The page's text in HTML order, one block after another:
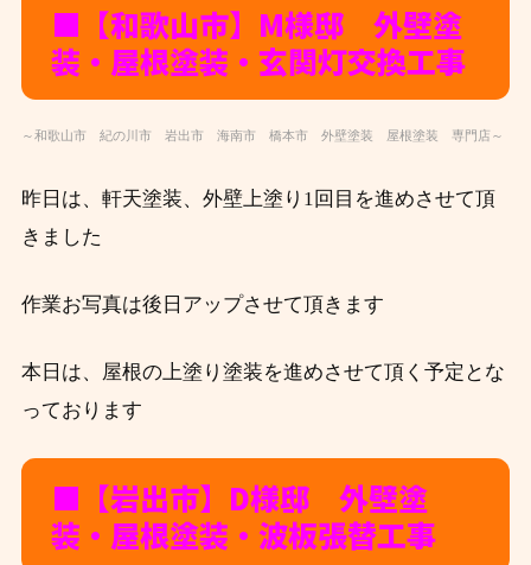
■【和歌山市】M様邸 外壁塗
装・屋根塗装・玄関灯交換工事
～和歌山市 紀の川市 岩出市 海南市 橋本市 外壁塗装 屋根塗装 専門店～
昨日は、軒天塗装、外壁上塗り1回目を進めさせて頂
きました
作業お写真は後日アップさせて頂きます
本日は、屋根の上塗り塗装を進めさせて頂く予定とな
っております
■【岩出市】D様邸 外壁塗
装・屋根塗装・波板張替工事